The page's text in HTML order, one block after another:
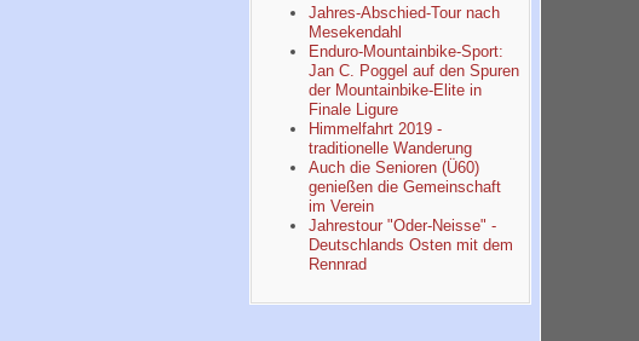
Jahres-Abschied-Tour nach
Mesekendahl
Enduro-Mountainbike-Sport:
Jan C. Poggel auf den Spuren
der Mountainbike-Elite in
Finale Ligure
Himmelfahrt 2019 -
traditionelle Wanderung
Auch die Senioren (Ü60)
genießen die Gemeinschaft
im Verein
Jahrestour "Oder-Neisse" -
Deutschlands Osten mit dem
Rennrad